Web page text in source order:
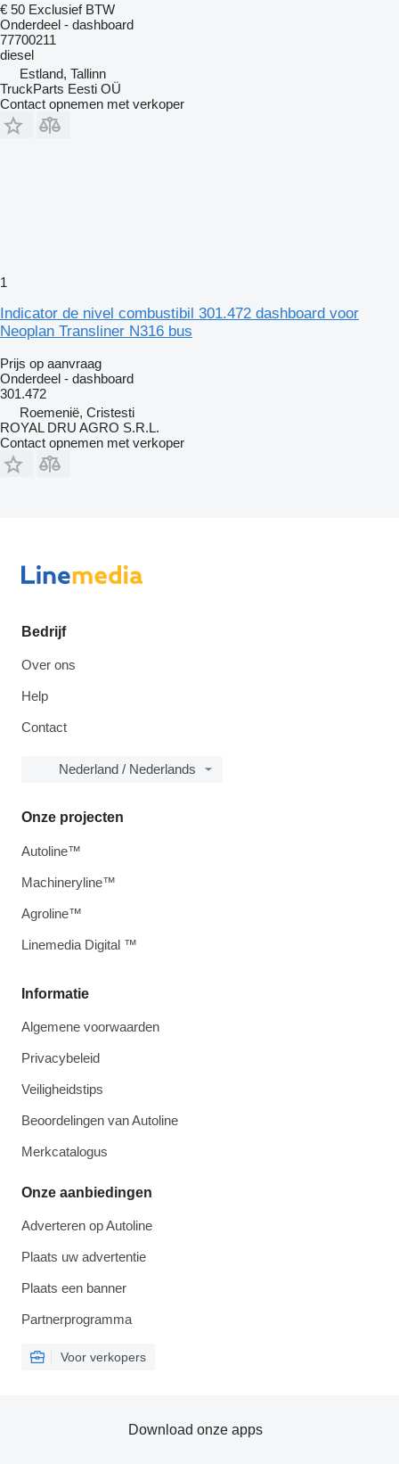
€ 50 Exclusief BTW
Onderdeel - dashboard
77700211
diesel
Estland, Tallinn
TruckParts Eesti OÜ
Contact opnemen met verkoper
1
Indicator de nivel combustibil 301.472 dashboard voor
Neoplan Transliner N316 bus
Prijs op aanvraag
Onderdeel - dashboard
301.472
Roemenië, Cristesti
ROYAL DRU AGRO S.R.L.
Contact opnemen met verkoper
Bedrijf
Over ons
Help
Contact
Nederland / Nederlands
Informatie
Algemene voorwaarden
Privacybeleid
Veiligheidstips
Beoordelingen van Autoline
Merkcatalogus
Onze aanbiedingen
Adverteren op Autoline
Plaats uw advertentie
Plaats een banner
Partnerprogramma
Voor verkopers
Onze projecten
Autoline™
Machineryline™
Agroline™
Linemedia Digital ™
Download onze apps